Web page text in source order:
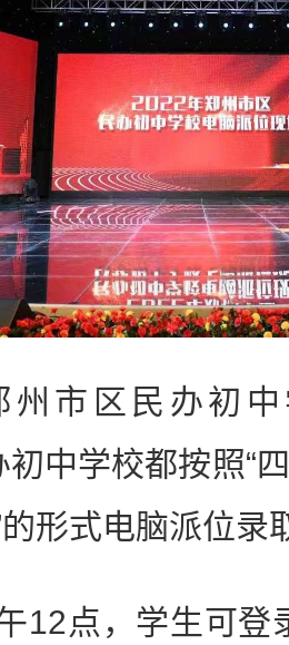
州市区民办初
初中学校都按照“
的形式电脑派位录
12点，学生可登